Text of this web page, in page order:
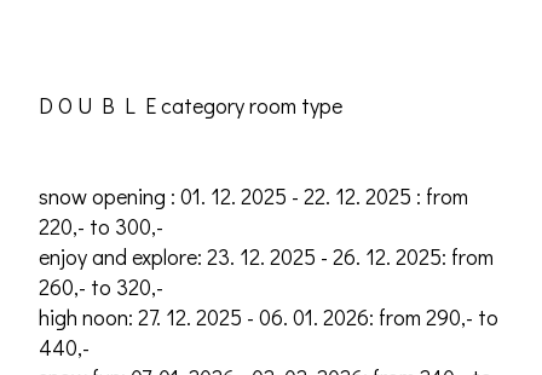
D O U B L E category room type
snow opening : 01. 12. 2025 - 22. 12. 2025 : from
220,- to 300,-
enjoy and explore: 23. 12. 2025 - 26. 12. 2025: from
260,- to 320,-
high noon: 27. 12. 2025 - 06. 01. 2026: from 290,- to
440,-